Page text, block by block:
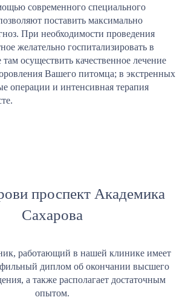
современного специального
поставить максимально
При необходимости проведения
желательно госпитализировать в
осуществить качественное лечение
Вашего питомца; в экстренных
операции и интенсивная терапия
проспект Академика
Сахарова
работающий в нашей клинике имеет
диплом об окончании высшего
а также располагает достаточным
опытом.